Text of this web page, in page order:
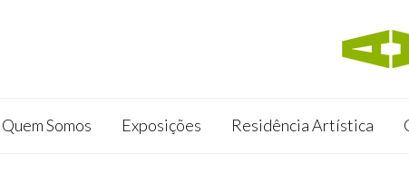
Quem Somos Exposições Residência Artística